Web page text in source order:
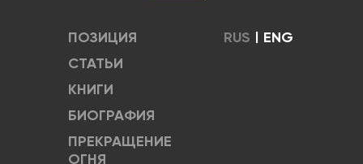
ПОЗИЦИЯ
СТАТЬИ
КНИГИ
БИОГРАФИЯ
ПРЕКРАЩЕНИЕ
ОГНЯ
RUS | ENG